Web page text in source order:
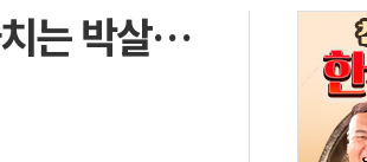
혁신 우수사례 세계에 알린다…식약처 AI 심사·
가 정부24에서 자녀 출입국증명서 발급…7일부
청, 전국 시·도 구급과장 회의…중증환자 이송체
래 "2차 TV토론으로 게임 끝…김민석, 신천지 허
는 박살…